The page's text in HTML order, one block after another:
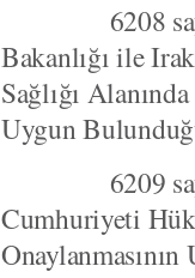
6208 sayılı
Bakanlığı ile
Sağlığı
Uygun
6209 sayılı
Cumhuriyeti